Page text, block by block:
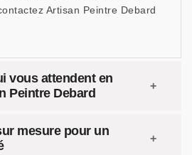
Artisan Peintre Debard
vous attendent en
Peintre Debard
mesure pour un